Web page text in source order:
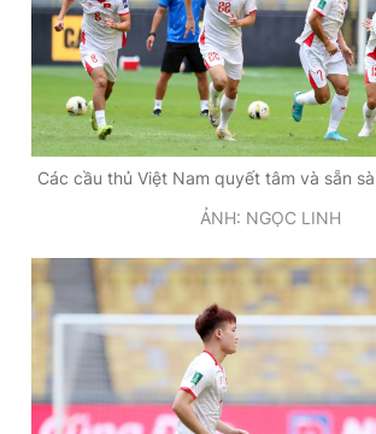
Các cầu thủ Việt Nam quyết tâm và sẵn
ẢNH: NGỌC LINH